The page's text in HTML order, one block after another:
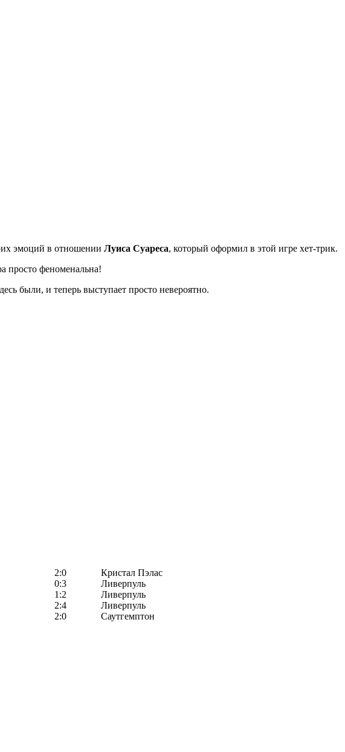
эмоций в отношении Луиса Суареса, который оформил в этой игре хет-трик.
просто феноменальна!
были, и теперь выступает просто невероятно.
2:0
Кристал Пэлас
0:3
Ливерпуль
1:2
Ливерпуль
2:4
Ливерпуль
2:0
Саутгемптон